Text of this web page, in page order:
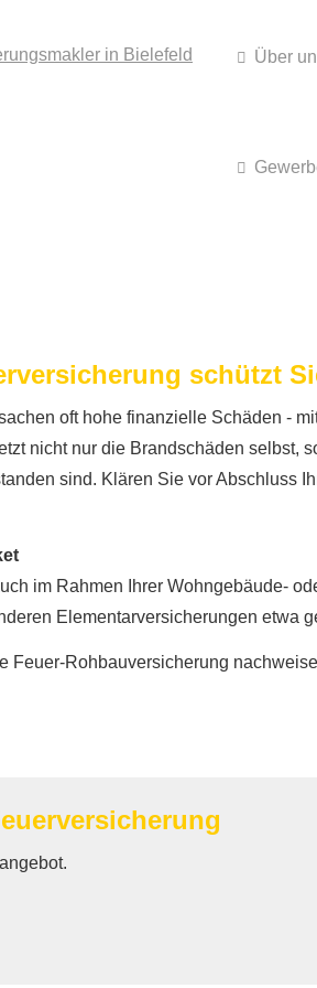
Über
schützt
oft hohe finanzielle Schäden -
nicht nur die Brandschäden selbst,
sind. Klären Sie vor Abschluss
im Rahmen Ihrer Wohngebäude-
Elementarversicherungen etwa
Feuer-Rohbauversicherung